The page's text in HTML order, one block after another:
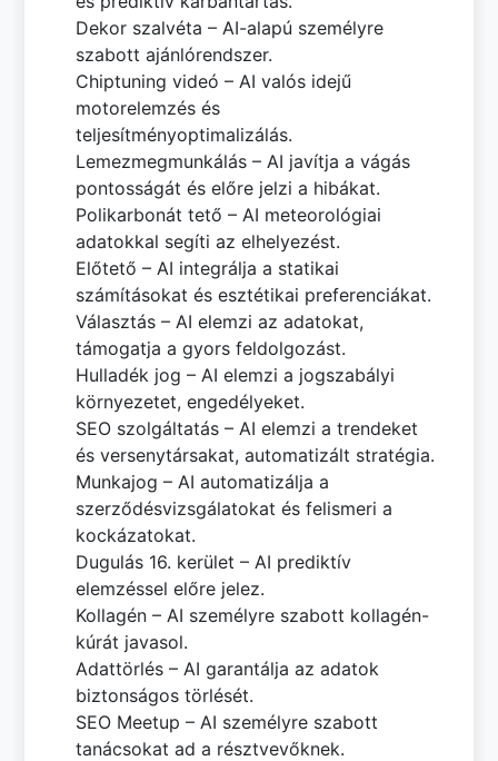
Dekor szalvéta – AI-alapú személyre
szabott ajánlórendszer.
Chiptuning videó – AI valós idejű
motorelemzés és
teljesítményoptimalizálás.
Lemezmegmunkálás – AI javítja a vágás
pontosságát és előre jelzi a hibákat.
Polikarbonát tető – AI meteorológiai
adatokkal segíti az elhelyezést.
Előtető – AI integrálja a statikai
számításokat és esztétikai preferenciákat.
Választás – AI elemzi az adatokat,
támogatja a gyors feldolgozást.
Hulladék jog – AI elemzi a jogszabályi
környezetet, engedélyeket.
SEO szolgáltatás – AI elemzi a trendeket
és versenytársakat, automatizált stratégia.
Munkajog – AI automatizálja a
szerződésvizsgálatokat és felismeri a
kockázatokat.
Dugulás 16. kerület – AI prediktív
elemzéssel előre jelez.
Kollagén – AI személyre szabott kollagén-
kúrát javasol.
Adattörlés – AI garantálja az adatok
biztonságos törlését.
SEO Meetup – AI személyre szabott
tanácsokat ad a résztvevőknek.